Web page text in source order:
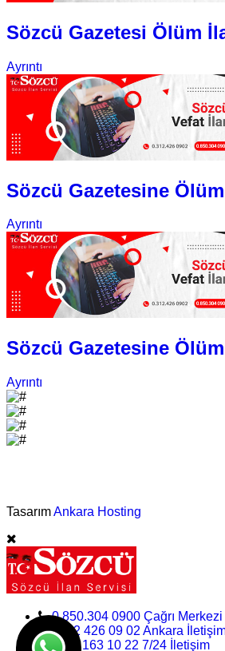
Sözcü Gazetesi Ölüm
Ayrıntı
Sözcü Gazetesine
Ayrıntı
Sözcü Gazetesine
Ayrıntı
TasarımAnkara Hosting
0.850.304 0900 Çağrı Merkezi
0312 426 09 02 Ankara
0.532.163 10 22 7/24 İletişim